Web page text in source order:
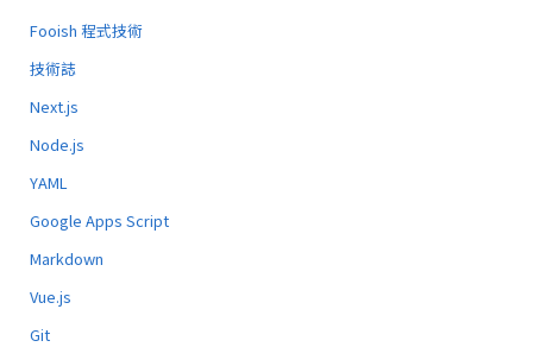
Fooish 程式技術
技術誌
Next.js
Node.js
YAML
Google Apps Script
Markdown
Vue.js
Git